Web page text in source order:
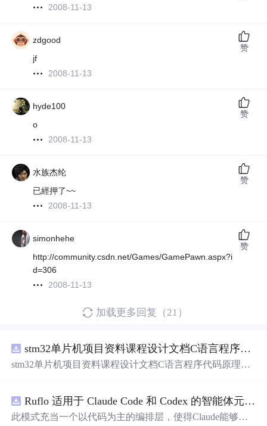
2008-11-13
zdgood
jf
2008-11-13
赞
hyde100
o
2008-11-13
赞
水族杰纶
已經押了~~
2008-11-13
赞
simonhehe
http://community.csdn.net/Games/GamePawn.aspx?i
d=306
2008-11-13
赞
加载更多回复（21）
stm32单片机项目资料课程设计文档C语言程序代码原理图电路PCB实例用单片机制作多路输入电压表
stm32单片机项目资料课程设计文档C语言程序代码原理图
Ruflo 适用于 Claude Code 和 Codex 的智能体元框架
此模式充当一个以代码为主的编排层，使得Claude能够自